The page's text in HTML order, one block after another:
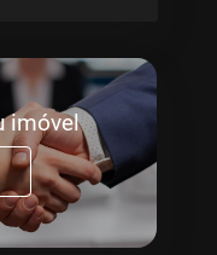
imóvel